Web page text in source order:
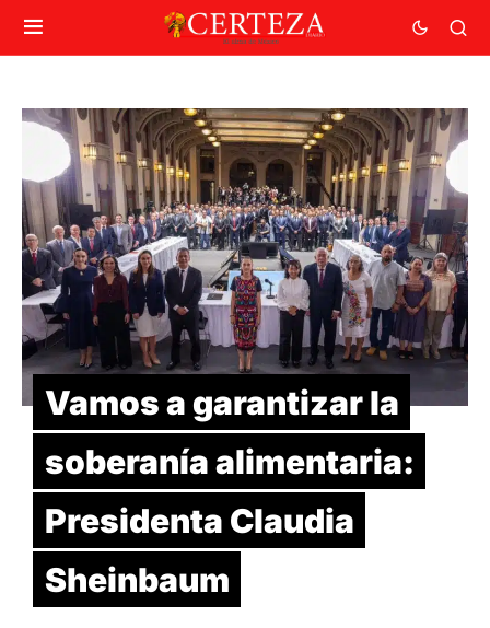
Vamos a garantizar la
soberanía alimentaria:
Presidenta Claudia
Sheinbaum